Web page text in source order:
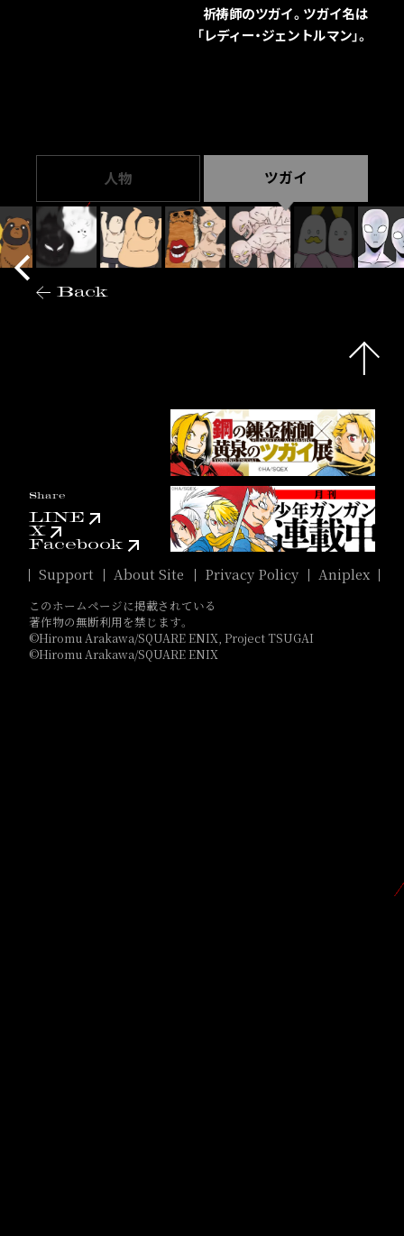
祈祷師のツガイ。ツガイ名は
「レディー・ジェントルマン」。
人物 ツガイ
Back
Share
LINE
X
Facebook
Support About Site Privacy Policy Aniplex
このホームページに掲載されている
著作物の無断利用を禁じます。
©Hiromu Arakawa/SQUARE ENIX, Project TSUGAI
©Hiromu Arakawa/SQUARE ENIX